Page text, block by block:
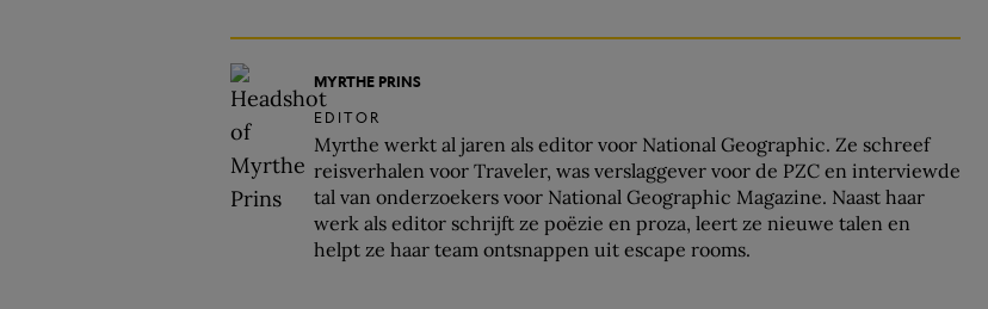
MYRTHE PRINS
EDITOR
Myrthe werkt al jaren als editor voor National Geographic. Ze schreef
reisverhalen voor Traveler, was verslaggever voor de PZC en interviewde
tal van onderzoekers voor National Geographic Magazine. Naast haar
werk als editor schrijft ze poëzie en proza, leert ze nieuwe talen en
helpt ze haar team ontsnappen uit escape rooms.